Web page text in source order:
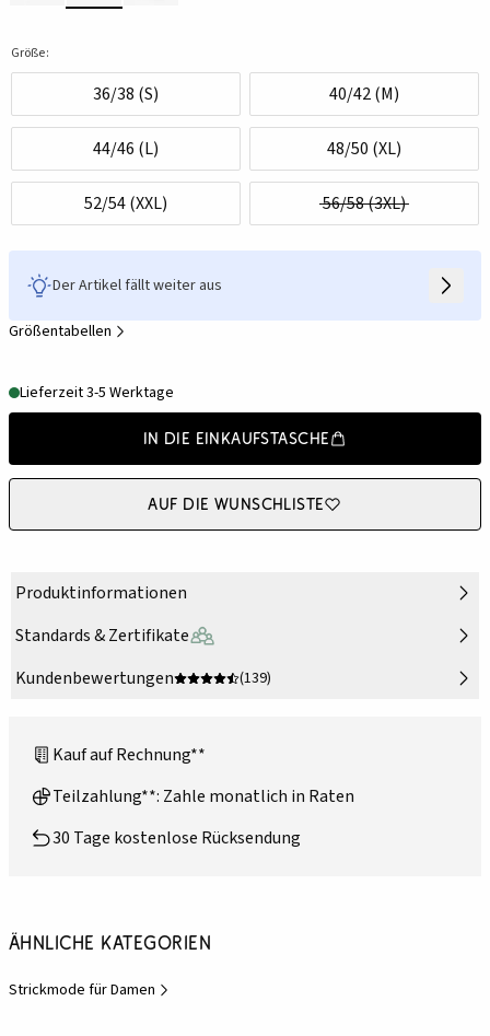
Größe:
36/38 (S) 40/42 (M)
44/46 (L) 48/50 (XL)
52/54 (XXL) 56/58 (3XL)
Der Artikel fällt weiter aus
Größentabellen
Lieferzeit 3-5 Werktage
In die Einkaufstasche
Auf die Wunschliste
Produktinformationen
Standards & Zertifikate
Kundenbewertungen
(139)
Kauf auf Rechnung**
Teilzahlung**: Zahle monatlich in Raten
30 Tage kostenlose Rücksendung
Ähnliche Kategorien
Strickmode für Damen